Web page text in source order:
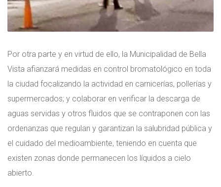
Por otra parte y en virtud de ello, la Municipalidad de Bella
Vista afianzará medidas en control bromatológico en toda
la ciudad focalizando la actividad en carnicerías, pollerías y
supermercados; y colaborar en verificar la descarga de
aguas servidas y otros fluidos que se contraponen con las
ordenanzas que regulan y garantizan la salubridad pública y
el cuidado del medioambiente, teniendo en cuenta que
existen zonas donde permanecen los líquidos a cielo
abierto.